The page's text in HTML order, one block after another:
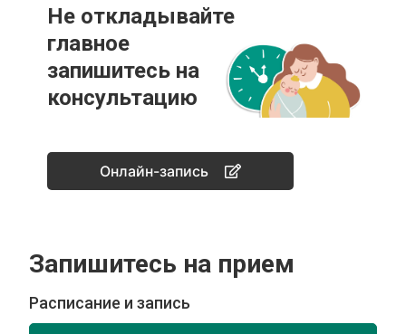
Не откладывайте
главное
запишитесь на
консультацию
Онлайн-запись
Запишитесь на прием
Расписание и запись